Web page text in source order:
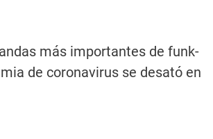
más importantes de funk-
de coronavirus se desató en